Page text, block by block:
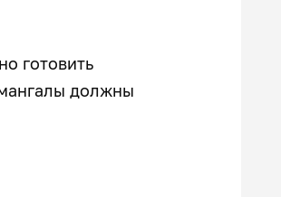
готовить
должны